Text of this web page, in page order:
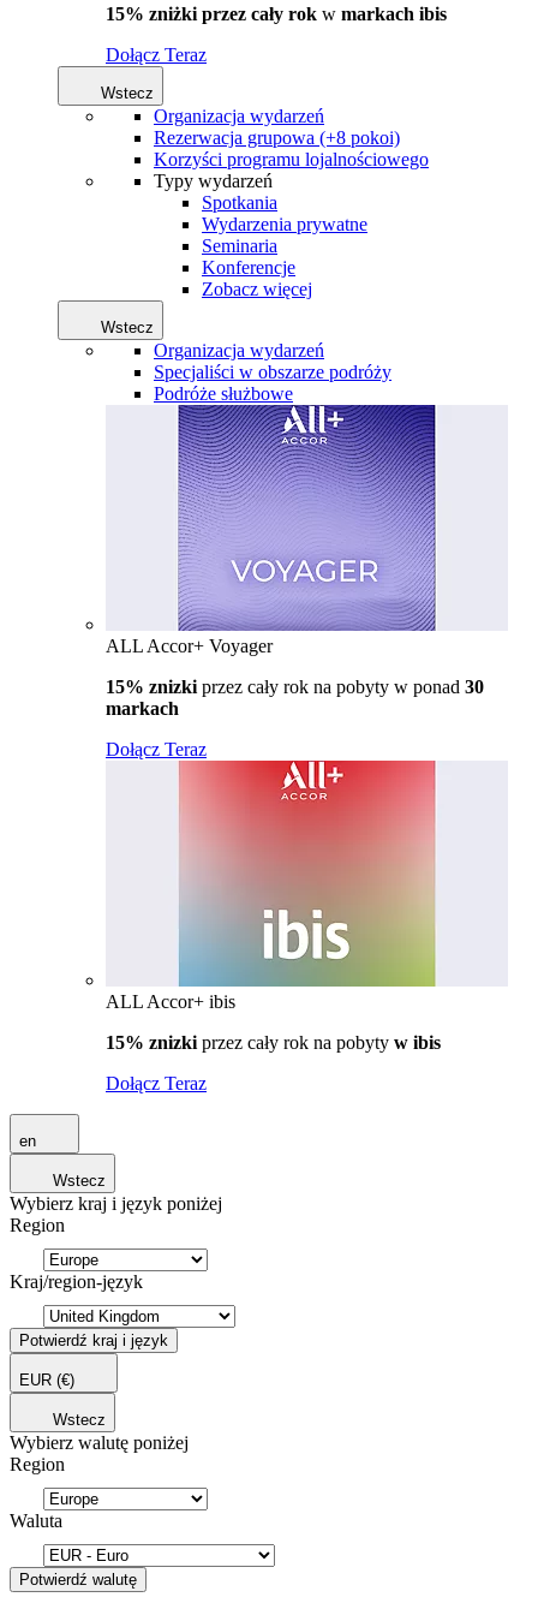
15% zniżki przez cały rok w markach ibis
Dołącz Teraz
Wstecz
Organizacja wydarzeń
Rezerwacja grupowa (+8 pokoi)
Korzyści programu lojalnościowego
Typy wydarzeń
Spotkania
Wydarzenia prywatne
Seminaria
Konferencje
Zobacz więcej
Wstecz
Organizacja wydarzeń
Specjaliści w obszarze podróży
Podróże służbowe
ALL Accor+ Voyager
15% znizki przez cały rok na pobyty w ponad 30
markach
Dołącz Teraz
ALL Accor+ ibis
15% znizki przez cały rok na pobyty w ibis
Dołącz Teraz
en
Wstecz
Wybierz kraj i język poniżej
Region
Kraj/region-język
Potwierdź kraj i język
EUR (€)
Wstecz
Wybierz walutę poniżej
Region
Waluta
Potwierdź walutę